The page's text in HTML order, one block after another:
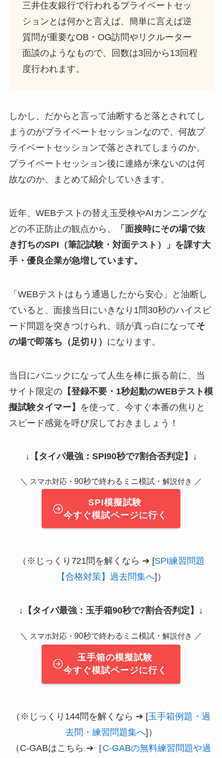
三井住友銀行で行われるプライベートセッ
ションとは何かと言えば、簡単に言えば逆
質問が重要なOB・OG訪問やリクルーター
面談のようなもので、回数は3回から13回程
度行われます。
しかし、だからと言って油断すると落とされてし
まうのがプライベートセッションなので、何故プ
ライベートセッションで落とされてしまうのか、
プライベートセッション後に連絡が来ないのは何
故なのか、まとめて紹介していきます。
近年、WEBテストの替え玉受検やAIカンニングな
どの不正防止の観点から、
「面接時にその場で抜
き打ちのSPI（筆記試験・対面テスト）」を課す大
手・優良企業が急増しています。
「WEBテストはもう通過したから安心」と油断し
ていると、面接当日にいきなり1問30秒のハイスピ
ード問題を突きつけられ、頭が真っ白になってそ
の場で即落ち（足切り） になります。
当日にパニックになって人生を棒に振る前に、当
サイト限定の【登録不要・1秒起動のWEBテスト模
擬試験タイマー】
を使って、今すぐ本番の焦りと
スピード感覚を呼び戻しておきましょう！
↓ 【タイパ最強：SPI90秒で7割合否判定】 ↓
＼ スマホ対応・ 90秒で終わるミニ模試・ 解説付き ／
SPI模擬試験
今すぐ模試ページに行く
（※じっくり721問を解くなら ➔ [SPI練習問題
【合格対策】過去問集へ]）
↓ 【タイパ最強：玉手箱90秒で7割合否判定】 ↓
＼ スマホ対応・ 90秒で終わるミニ模試・ 解説付き ／
玉手箱の模擬試験
今すぐ模試ページに行く
（※じっくり144問を解くなら ➔ [玉手箱例題・過
去問・練習問題集へ]）
（C-GABはこちら ➔［C-GABの無料練習問題や過